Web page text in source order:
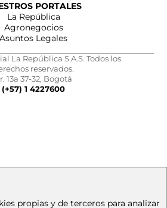
PORTALES
La República
Agronegocios
Asuntos Legales
La República S.A.S. Todos los
reservados.
13a 37-32, Bogotá
(+57) 1 4227600
propias y de terceros para analizar